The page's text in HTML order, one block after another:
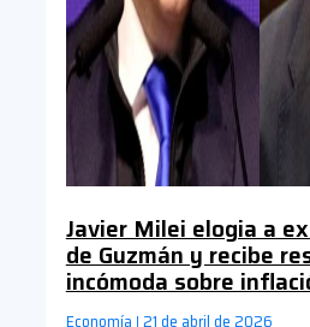
Javier Milei elogia a
de Guzmán y recibe
incómoda sobre
Economía | 21 de abril de 2026